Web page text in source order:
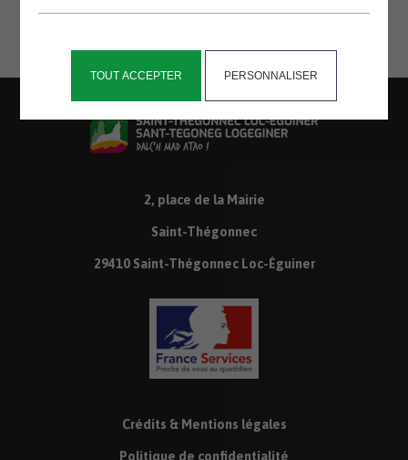
TOUT ACCEPTER PERSONNALISER
2, place de la Mairie
Saint-Thégonnec
29410 Saint-Thégonnec Loc-Éguiner
Crédits & Mentions légales
Politique de confidentialité